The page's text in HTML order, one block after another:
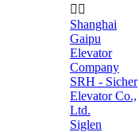
 
Shanghai
Gaipu
Elevator
Company
SRH - Sicher
Elevator Co.,
Ltd.
Siglen